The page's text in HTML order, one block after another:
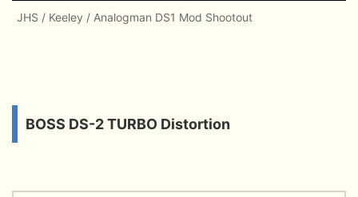
JHS / Keeley / Analogman DS1 Mod Shootout
BOSS DS-2 TURBO Distortion